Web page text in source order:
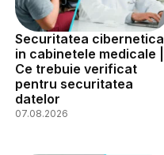
Securitatea cibernetica
in cabinetele medicale |
Ce trebuie verificat
pentru securitatea
datelor
07.08.2026